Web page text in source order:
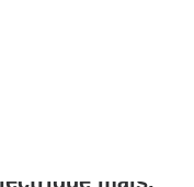
cars qui
de l’Auto
mais,